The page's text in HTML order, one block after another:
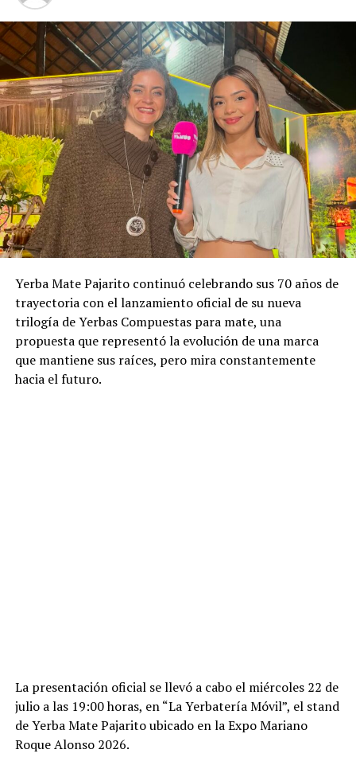
Yerba Mate Pajarito continuó celebrando sus 70 años de
trayectoria con el lanzamiento oficial de su nueva
trilogía de Yerbas Compuestas para mate, una
propuesta que representó la evolución de una marca
que mantiene sus raíces, pero mira constantemente
hacia el futuro.
La presentación oficial se llevó a cabo el miércoles 22 de
julio a las 19:00 horas, en “La Yerbatería Móvil”, el stand
de Yerba Mate Pajarito ubicado en la Expo Mariano
Roque Alonso 2026.